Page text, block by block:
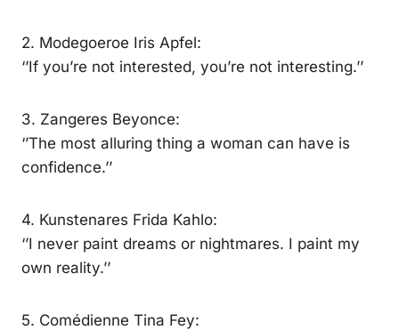
2. Modegoeroe Iris Apfel:
‘’If you’re not interested, you’re not interesting.’’
3. Zangeres Beyonce:
‘’The most alluring thing a woman can have is
confidence.’’
4. Kunstenares Frida Kahlo:
‘’I never paint dreams or nightmares. I paint my
own reality.’’
5. Comédienne Tina Fey: